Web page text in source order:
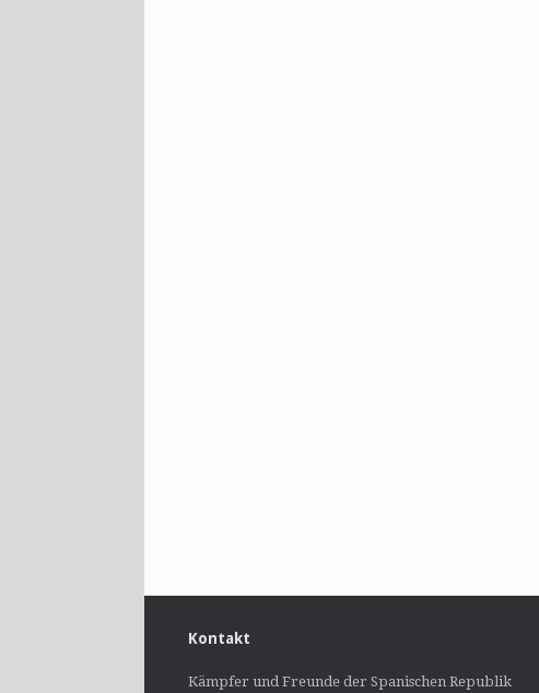
Kontakt
Kämpfer und Freunde der Spanischen Republik